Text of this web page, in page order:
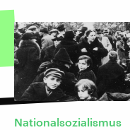
Nationalsozialismus